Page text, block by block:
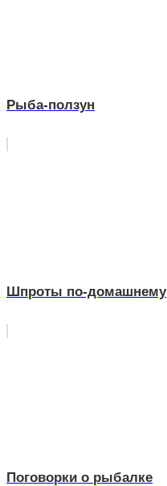
Рыба-ползун
Шпроты по-домашнему
Поговорки о рыбалке